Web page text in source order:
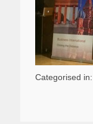
Categorised in: